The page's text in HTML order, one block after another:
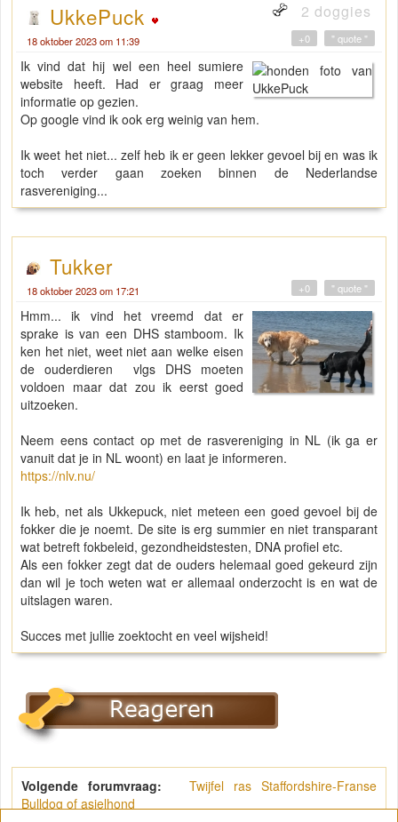
UkkePuck 2 doggies
18 oktober 2023 om 11:39 " quote "
+0
Ik vind dat hij wel een heel sumiere
website heeft. Had er graag meer
informatie op gezien.
Op google vind ik ook erg weinig van hem.
Ik weet het niet... zelf heb ik er geen lekker gevoel bij en was ik
toch verder gaan zoeken binnen de Nederlandse
rasvereniging...
Tukker
18 oktober 2023 om 17:21 " quote "
+0
Hmm... ik vind het vreemd dat er
sprake is van een DHS stamboom. Ik
ken het niet, weet niet aan welke eisen
de ouderdieren vlgs DHS moeten
voldoen maar dat zou ik eerst goed
uitzoeken.
Neem eens contact op met de rasvereniging in NL (ik ga er
vanuit dat je in NL woont) en laat je informeren.
https://nlv.nu/
Ik heb, net als Ukkepuck, niet meteen een goed gevoel bij de
fokker die je noemt. De site is erg summier en niet transparant
wat betreft fokbeleid, gezondheidstesten, DNA profiel etc.
Als een fokker zegt dat de ouders helemaal goed gekeurd zijn
dan wil je toch weten wat er allemaal onderzocht is en wat de
uitslagen waren.
Succes met jullie zoektocht en veel wijsheid!
Volgende forumvraag:
Twijfel ras Staffordshire-Franse
Bulldog of asielhond